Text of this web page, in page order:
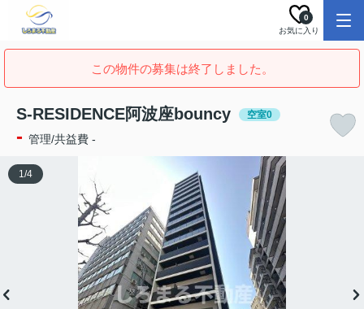
お気に入り
0
この物件の募集は終了しました。
S-RESIDENCE阿波座bouncy 空室0
- 管理/共益費 -
1/4